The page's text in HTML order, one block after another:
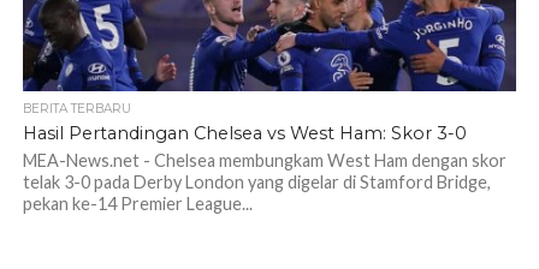
BERITA TERBARU
Hasil Pertandingan Chelsea vs West Ham: Skor 3-0
MEA-News.net - Chelsea membungkam West Ham dengan skor
telak 3-0 pada Derby London yang digelar di Stamford Bridge,
pekan ke-14 Premier League...